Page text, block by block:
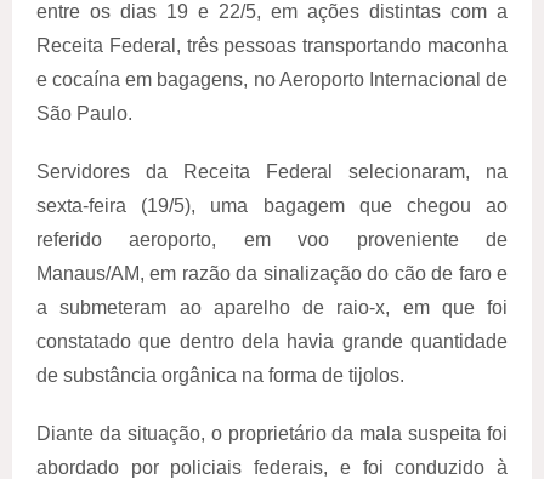
entre os dias 19 e 22/5, em ações distintas com a
Receita Federal, três pessoas transportando maconha
e cocaína em bagagens, no Aeroporto Internacional de
São Paulo.
Servidores da Receita Federal selecionaram, na
sexta-feira (19/5), uma bagagem que chegou ao
referido aeroporto, em voo proveniente de
Manaus/AM, em razão da sinalização do cão de faro e
a submeteram ao aparelho de raio-x, em que foi
constatado que dentro dela havia grande quantidade
de substância orgânica na forma de tijolos.
Diante da situação, o proprietário da mala suspeita foi
abordado por policiais federais, e foi conduzido à